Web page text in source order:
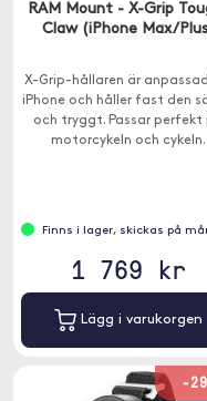
RAM Mount - X-Grip
Claw (iPhone Max/
X-Grip-hållaren är
iPhone och håller fast den
och tryggt. Passar perfekt
motorcykeln och cykeln.
Finns i lager, skickas på
1 769 kr
Lägg i varukorgen
-